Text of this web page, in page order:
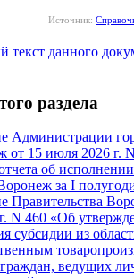
Источник:
раздела
Администрации
от 15 июля 2026 г.
об
за I
Правительства
N 460 «Об
субсидии из
ведущих